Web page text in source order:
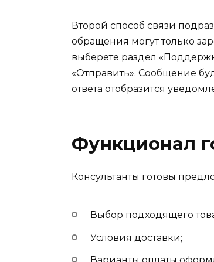
Второй способ связи
обращения могут только
выберете раздел
«Отправить». Сообщение
ответа отобразится
Функционал
Консультанты готовы
Выбор подходящего
Условия доставки;